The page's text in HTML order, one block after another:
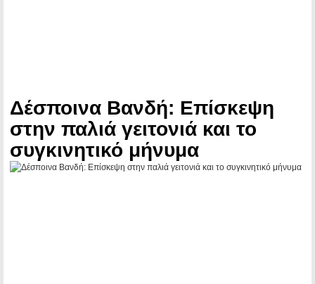
Δέσποινα Βανδή: Επίσκεψη
στην παλιά γειτονιά και το
συγκινητικό μήνυμα